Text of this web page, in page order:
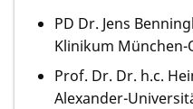
PD Dr. Jens
Klinikum München-
Prof. Dr. Dr. h.c.
Alexander-